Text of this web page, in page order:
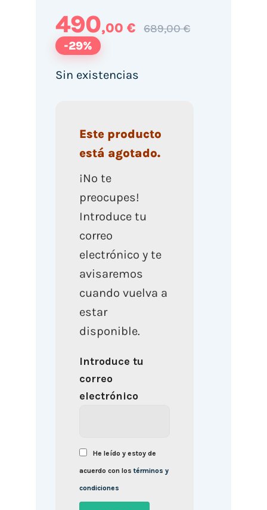
490,00 € 689,00 €
-29%
Sin existencias
Este producto
está agotado.
¡No te
preocupes!
Introduce tu
correo
electrónico y te
avisaremos
cuando vuelva a
estar
disponible.
Introduce tu
correo
electrónico
He leído y estoy de
acuerdo con lostérminos y
condiciones